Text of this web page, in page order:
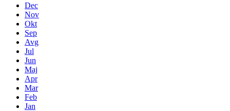
Dec
Nov
Okt
Sep
Avg
Jul
Jun
Maj
Apr
Mar
Feb
Jan